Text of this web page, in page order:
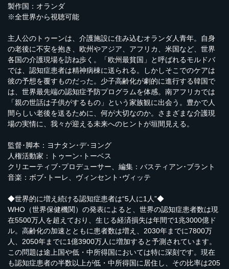
製作国：オランダ
※全世界から視聴可能
主人公のトゥーンは、介護施設に住み込むオランダ人青年。自身
の老後に不安を抱き、欧州やアジア、アフリカ、米国など、世界
各国の介護現場を訪ね歩く。「欧州最貧国」と呼ばれるモルドバ
では、認知症患者は精神病棟に送られる。しかしそこでのケアは
彼の予想を覆すものだった。少子高齢化が劇的に進行する韓国で
は、世界最先端の認知症予防プログラムを体感。南アフリカでは
「親の世話は子供がするもの」という家族観に出会う。豊かで人
間らしい老後を送るために、何が大切なのか。さまざまな介護現
場の実情に、我々が迎える未来へのヒントが垣間見える。
監督･脚本：ヨナタン･デ･ヨング
人権活動家：トゥーン･トーベス
クリエーティブ･プロデューサー、編集：バスティアン･ブラント
音楽：ボブ･トーレ、ヴィンセント･ヴィッテ
◆世界的に増え続ける認知症患者は“5人に1人”◆
WHO（世界保健機関）の発表によると、世界の認知症患者数は現
在5500万人を超えており、生じる経済損失は年間で1兆3000億ド
ル。高齢化の加速とともに患者数は増え、2030年までに7800万
人、2050年までに1億3900万人に増加すると予測されています。
この問題は途上国や低・中所得国においては特に深刻です。現在
も認知症患者の半数以上が低・中所得国に居住し、その比率は205